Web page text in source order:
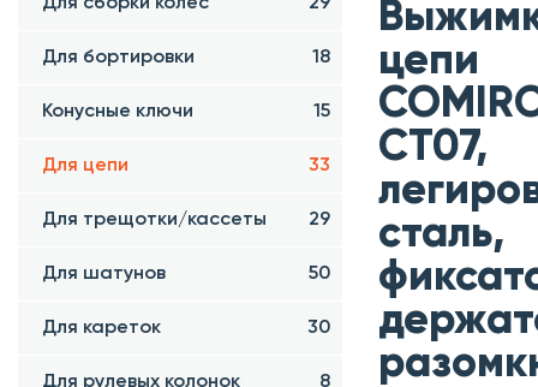
Для бортировки 18
Конусные ключи 15
Для цепи 33
Для трещотки/кассеты 29
Для шатунов 50
Для кареток 30
Для рулевых колонок 8
цепи
CT07,
сталь,